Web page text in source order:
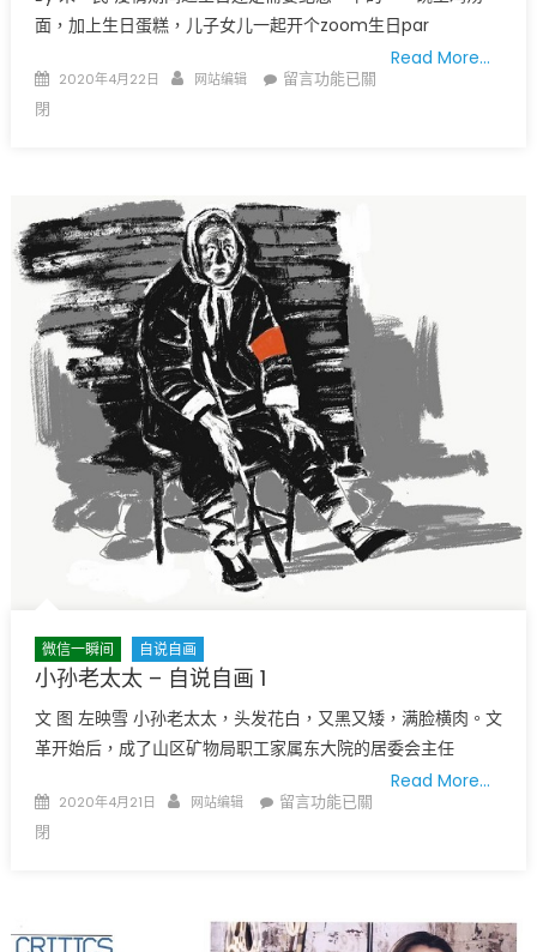
面，加上生日蛋糕，儿子女儿一起开个zoom生日par
Read More…
Posted
2020年4月22日 Author
网站编辑
在
过
生
日〉
中
留言功能已關
閉
微信一瞬间 自说自画
小孙老太太 – 自说自画 1
文 图 左映雪 小孙老太太，头发花白，又黑又矮，满脸横肉。文
革开始后，成了山区矿物局职工家属东大院的居委会主任
Read More…
Posted
2020年4月21日 Author
网站编辑
在
太
留言功能已關
閉